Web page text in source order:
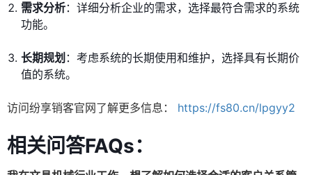
需求分析：详细分析企业的需求，选择最符合需求的系统
功能。
长期规划 ：考虑系统的长期使用和维护，选择具有长期价
值的系统。
访问纷享销客官网了解更多信息： https://fs80.cn/lpgyy2
相关问答FAQs：